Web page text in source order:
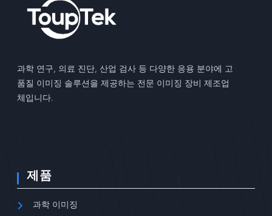
과학 연구, 의료 진단, 산업 검사 등 다양한 응용 분야에 고
품질 이미징 솔루션을 제공하는 전문 이미징 장비 제조업
체입니다.
제품
과학 이미징